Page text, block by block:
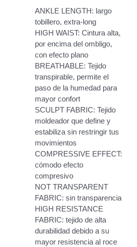
ANKLE LENGTH: largo
tobillero, extra-long
HIGH WAIST: Cintura alta,
por encima del ombligo,
con efecto plano
BREATHABLE: Tejido
transpirable, permite el
paso de la humedad para
mayor confort
SCULPT FABRIC: Tejido
moldeador que define y
estabiliza sin restringir tus
movimientos
COMPRESSIVE EFFECT:
cómodo efecto
compresivo
NOT TRANSPARENT
FABRIC: sin transparencia
HIGH RESISTANCE
FABRIC: tejido de alta
durabilidad debido a su
mayor resistencia al roce